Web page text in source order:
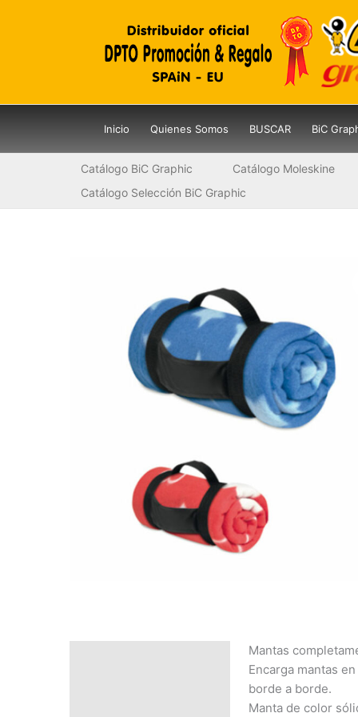
Inicio Quienes Somos BUSCAR BiC
Catálogo BiC Graphic Catálogo Moleskine
Catálogo Selección BiC Graphic
Mantas
Encarga mantas
borde a borde.
Manta de color